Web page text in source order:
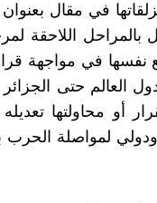
في مقال
بالمراحل اللاحقة
نفسها في مواجهة
العالم حتى
أو محاولتها
لمواصلة الحرب